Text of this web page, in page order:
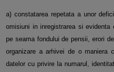
a) constatarea repetata a unor
omisiuni in inregistrarea si evidenta
pe seama fondului de pensii, erori
organizare a arhivei de o maniera
datelor cu privire la numarul,